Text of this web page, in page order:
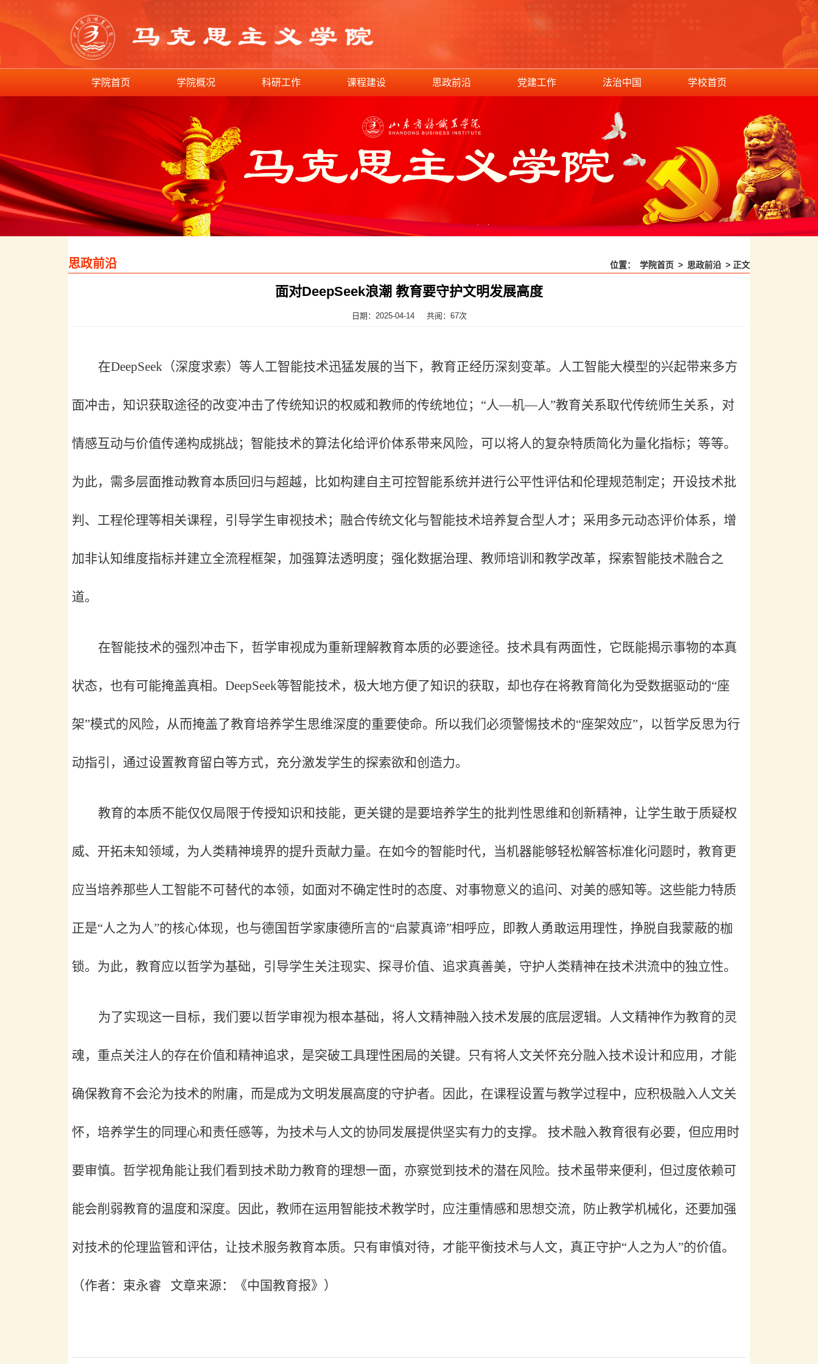
学院首页 学院概况 科研工作 课程建设 思政前沿 党建工作 法治中国 学校首页
思政前沿 位置： 学院首页 > 思政前沿 > 正文
面对DeepSeek浪潮 教育要守护文明发展高度
日期：2025-04-14 共阅： 67次
在DeepSeek（深度求索）等人工智能技术迅猛发展的当下，教育正经历深刻变革。人工智能大模型的兴起带来多方
面冲击，知识获取途径的改变冲击了传统知识的权威和教师的传统地位；“人—机—人”教育关系取代传统师生关系，对
情感互动与价值传递构成挑战；智能技术的算法化给评价体系带来风险，可以将人的复杂特质简化为量化指标；等等。
为此，需多层面推动教育本质回归与超越，比如构建自主可控智能系统并进行公平性评估和伦理规范制定；开设技术批
判、工程伦理等相关课程，引导学生审视技术；融合传统文化与智能技术培养复合型人才；采用多元动态评价体系，增
加非认知维度指标并建立全流程框架，加强算法透明度；强化数据治理、教师培训和教学改革，探索智能技术融合之
道。
在智能技术的强烈冲击下，哲学审视成为重新理解教育本质的必要途径。技术具有两面性，它既能揭示事物的本真
状态，也有可能掩盖真相。 DeepSeek等智能技术，极大地方便了知识的获取，却也存在将教育简化为受数据驱动的“座
架”模式的风险，从而掩盖了教育培养学生思维深度的重要使命。所以我们必须警惕技术的“座架效应”，以哲学反思为行
动指引，通过设置教育留白等方式，充分激发学生的探索欲和创造力。
教育的本质不能仅仅局限于传授知识和技能，更关键的是要培养学生的批判性思维和创新精神，让学生敢于质疑权
威、开拓未知领域，为人类精神境界的提升贡献力量。在如今的智能时代，当机器能够轻松解答标准化问题时，教育更
应当培养那些人工智能不可替代的本领，如面对不确定性时的态度、对事物意义的追问、对美的感知等。这些能力特质
正是“人之为人”的核心体现，也与德国哲学家康德所言的“启蒙真谛”相呼应，即教人勇敢运用理性，挣脱自我蒙蔽的枷
锁。为此，教育应以哲学为基础，引导学生关注现实、探寻价值、追求真善美，守护人类精神在技术洪流中的独立性。
为了实现这一目标，我们要以哲学审视为根本基础，将人文精神融入技术发展的底层逻辑。人文精神作为教育的灵
魂，重点关注人的存在价值和精神追求，是突破工具理性困局的关键。只有将人文关怀充分融入技术设计和应用，才能
确保教育不会沦为技术的附庸，而是成为文明发展高度的守护者。因此，在课程设置与教学过程中，应积极融入人文关
怀，培养学生的同理心和责任感等，为技术与人文的协同发展提供坚实有力的支撑。 技术融入教育很有必要，但应用时
要审慎。哲学视角能让我们看到技术助力教育的理想一面，亦察觉到技术的潜在风险。技术虽带来便利，但过度依赖可
能会削弱教育的温度和深度。因此，教师在运用智能技术教学时，应注重情感和思想交流，防止教学机械化，还要加强
对技术的伦理监管和评估，让技术服务教育本质。只有审慎对待，才能平衡技术与人文，真正守护“人之为人”的价值。
（作者：束永睿 文章来源：《中国教育报》）